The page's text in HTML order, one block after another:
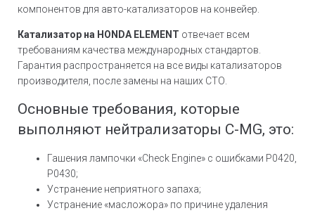
компонентов для авто-катализаторов на конвейер.
Катализатор на HONDA ELEMENT отвечает всем
требованиям качества международных стандартов.
Гарантия распространяется на все виды катализаторов
производителя, после замены на наших СТО.
Основные требования, которые
выполняют нейтрализаторы C-MG, это:
Гашения лампочки «Check Engine» с ошибками Р0420,
Р0430;
Устранение неприятного запаха;
Устранение «масложора» по причине удаления